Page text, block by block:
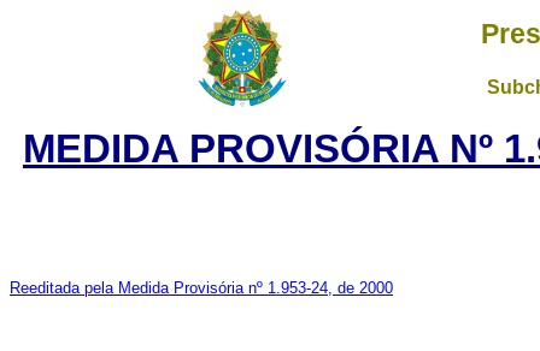
MEDIDA PROVISÓRIA Nº
Reeditada pela Medida Provisória nº 1.953-24, de 2000